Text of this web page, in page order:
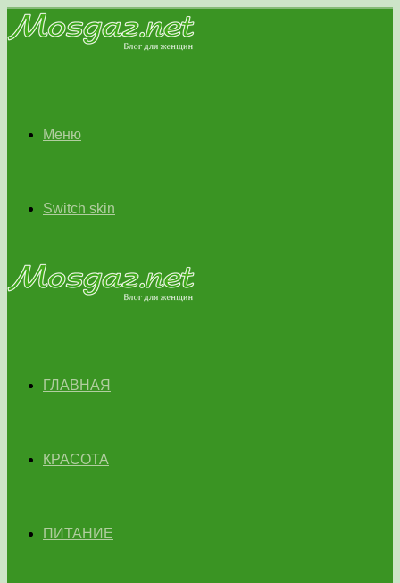
Меню
Switch skin
ГЛАВНАЯ
КРАСОТА
ПИТАНИЕ